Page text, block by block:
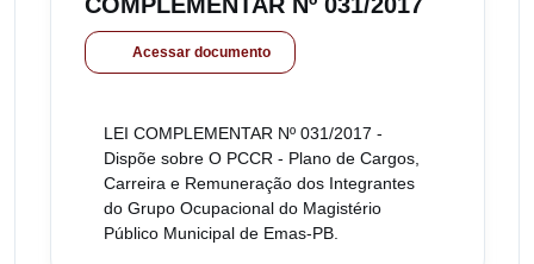
Acessar documento
LEI COMPLEMENTAR Nº 031/2017 -
Dispõe sobre O PCCR - Plano de Cargos,
Carreira e Remuneração dos Integrantes
do Grupo Ocupacional do Magistério
Público Municipal de Emas-PB.